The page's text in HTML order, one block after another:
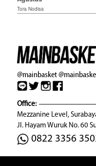
Tora Nodisa
@mainbasket
Office:
Mezzanine Level,
Jl. Hayam Wuruk No. 60
0822 3356